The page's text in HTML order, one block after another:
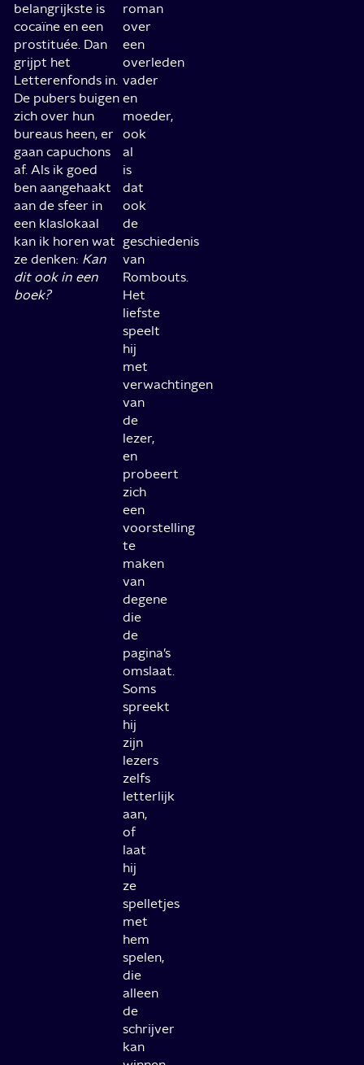
belangrijkste is
cocaïne en een
prostituée. Dan
grijpt het
Letterenfonds in.
De pubers buigen
zich over hun
bureaus heen, er
gaan capuchons
af. Als ik goed
ben aangehaakt
aan de sfeer in
een klaslokaal
kan ik horen wat
ze denken: Kan
dit ook in een
boek?
roman
over
een
overleden
vader
en
moeder,
ook
al
is
dat
ook
de
geschiedenis
van
Rombouts.
Het
liefste
speelt
hij
met
verwachtingen
van
de
lezer,
en
probeert
zich
een
voorstelling
te
maken
van
degene
die
de
pagina’s
omslaat.
Soms
spreekt
hij
zijn
lezers
zelfs
letterlijk
aan,
of
laat
hij
ze
spelletjes
met
hem
spelen,
die
alleen
de
schrijver
kan